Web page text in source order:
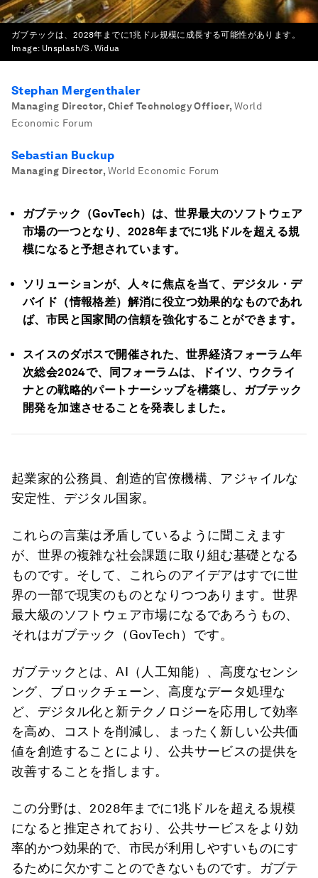
ガブテックは、2028年までに1兆ドル規模に成長する可能性があります。
Image: Unsplash/S. Widua
Stephan Mergenthaler
Managing Director, Chief Technology Officer, World
Economic Forum
Sebastian Buckup
Managing Director, World Economic Forum
ガブテック（GovTech）は、世界最大のソフトウェア
市場の一つとなり、2028年までに1兆ドルを超える規
模になると予想されています。
ソリューションが、人々に焦点を当て、デジタル・デ
バイド（情報格差）解消に役立つ効果的なものであれ
ば、市民と国家間の信頼を強化することができます。
スイスのダボスで開催された、世界経済フォーラム年
次総会2024で、同フォーラムは、ドイツ、ウクライ
ナとの戦略的パートナーシップを構築し、ガブテック
開発を加速させることを発表しました。
起業家的公務員、創造的官僚機構、アジャイルな
安定性、デジタル国家。
これらの言葉は矛盾しているように聞こえます
が、世界の複雑な社会課題に取り組む基礎となる
ものです。そして、これらのアイデアはすでに世
界の一部で現実のものとなりつつあります。世界
最大級のソフトウェア市場になるであろうもの、
それはガブテック（GovTech）です。
ガブテックとは、AI（人工知能）、高度なセンシ
ング、ブロックチェーン、高度なデータ処理な
ど、デジタル化と新テクノロジーを応用して効率
を高め、コストを削減し、まったく新しい公共価
値を創造することにより、公共サービスの提供を
改善することを指します。
この分野は、2028年までに1兆ドルを超える規模
になると推定されており、公共サービスをより効
率的かつ効果的で、市民が利用しやすいものにす
るために欠かすことのできないものです。ガブテ